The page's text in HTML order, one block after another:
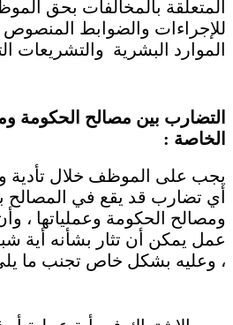
المتعلقة بالمخالفات بحق
للإجراءات والضوابط المنصوص
الموارد البشرية والتشريعات
التضارب بين مصالح الحكومة
الخاصة :
يجب على الموظف خلال تأدية
أي تضارب قد يقع في المصالح
ومصالح الحكومة وعملياتها ،
عمل يمكن أن تثار بشأنه أية
، وعليه بشكل خاص تجنب ما